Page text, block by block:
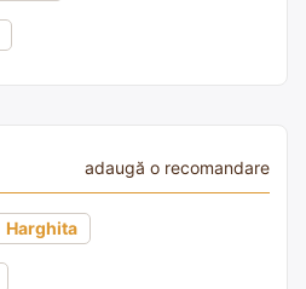
adaugă o recomandare
Harghita